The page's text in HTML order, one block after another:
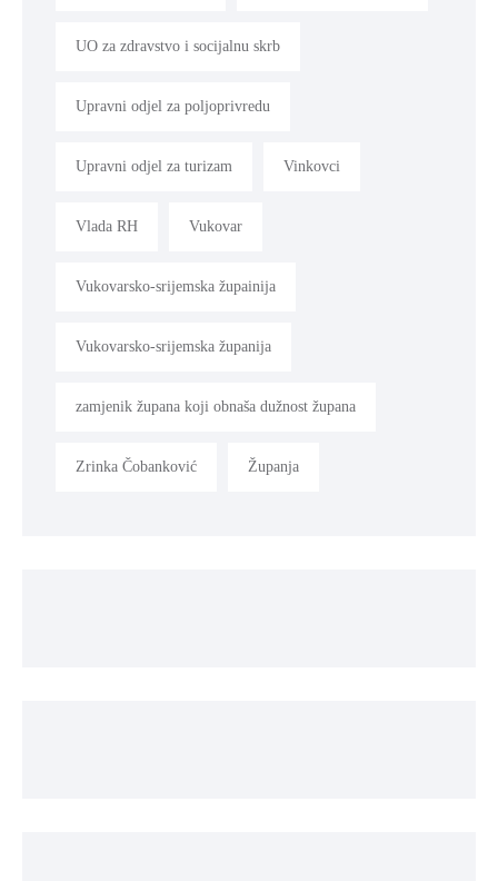
UO za zdravstvo i socijalnu skrb
Upravni odjel za poljoprivredu
Upravni odjel za turizam Vinkovci
Vlada RH Vukovar
Vukovarsko-srijemska župainija
Vukovarsko-srijemska županija
zamjenik župana koji obnaša dužnost župana
Zrinka Čobanković Županja